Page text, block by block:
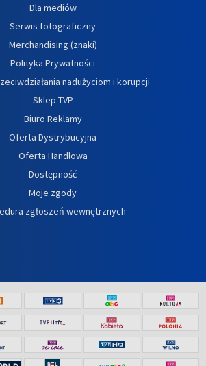
Dla mediów
Serwis fotograficzny
Merchandising (znaki)
Polityka Prywatności
nadużyciom i korupcji
Sklep TVP
Biuro Reklamy
Oferta Dystrybucyjna
Oferta Handlowa
Dostępność
Moje zgody
zgłoszeń wewnętrznych